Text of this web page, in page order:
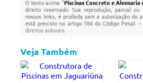
O texto acima "Piscinas Concreto e Alvenaria
direito reservado. Sua reprodução, parcial
nossos links, é proibida sem a autorização do
está previsto no artigo 184 do Código Penal. –
direitos autorais
Veja Também